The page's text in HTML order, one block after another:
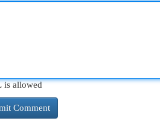
is allowed